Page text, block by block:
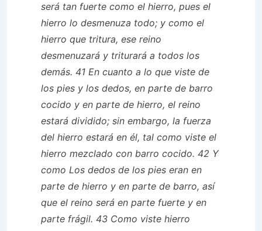
será tan fuerte como el hierro, pues el
hierro lo desmenuza todo; y como el
hierro que tritura, ese reino
desmenuzará y triturará a todos los
demás. 41 En cuanto a lo que viste de
los pies y los dedos, en parte de barro
cocido y en parte de hierro, el reino
estará dividido; sin embargo, la fuerza
del hierro estará en él, tal como viste el
hierro mezclado con barro cocido. 42 Y
como Los dedos de los pies eran en
parte de hierro y en parte de barro, así
que el reino será en parte fuerte y en
parte frágil. 43 Como viste hierro